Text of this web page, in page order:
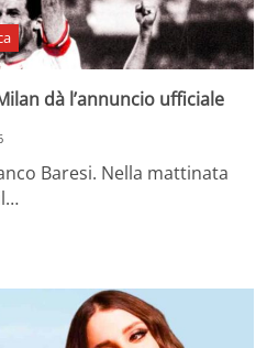
dà l’annuncio ufficiale
Baresi. Nella mattinata